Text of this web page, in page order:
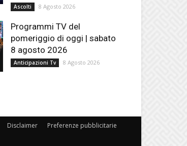
Ascolti 8 Agosto 2026
Programmi TV del
pomeriggio di oggi | sabato
8 agosto 2026
Anticipazioni Tv 8 Agosto 2026
Disclaimer Preferenze pubblicitarie